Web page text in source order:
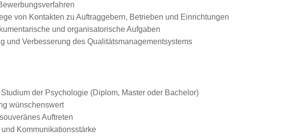
von Kontakten zu Auftraggebern, Betrieben und Einrichtungen
und organisatorische Aufgaben
und Verbesserung des Qualitätsmanagementsystems
der Psychologie (Diplom, Master oder Bachelor)
wünschenswert
Auftreten
Kommunikationsstärke